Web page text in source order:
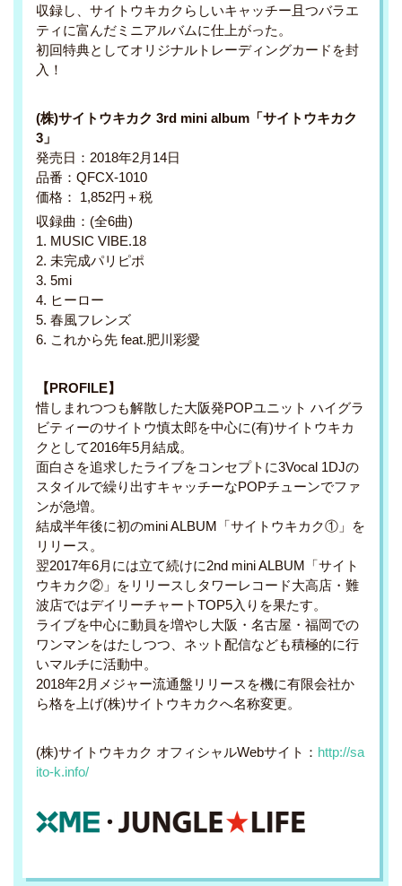
収録し、サイトウキカクらしいキャッチー且つバラエ
ティに富んだミニアルバムに仕上がった。
初回特典としてオリジナルトレーディングカードを封
入！
(株)サイトウキカク 3rd mini album「サイトウキカク
3」
発売日：2018年2月14日
品番：QFCX-1010
価格： 1,852円＋税
収録曲：(全6曲)
1. MUSIC VIBE.18
2. 未完成パリピポ
3. 5mi
4. ヒーロー
5. 春風フレンズ
6. これから先 feat.肥川彩愛
【PROFILE】
惜しまれつつも解散した大阪発POPユニット ハイグラ
ビティーのサイトウ慎太郎を中心に(有)サイトウキカ
クとして2016年5月結成。
面白さを追求したライブをコンセプトに3Vocal 1DJの
スタイルで繰り出すキャッチーなPOPチューンでファ
ンが急増。
結成半年後に初のmini ALBUM「サイトウキカク①」を
リリース。
翌2017年6月には立て続けに2nd mini ALBUM「サイト
ウキカク②」をリリースしタワーレコード大高店・難
波店ではデイリーチャートTOP5入りを果たす。
ライブを中心に動員を増やし大阪・名古屋・福岡での
ワンマンをはたしつつ、ネット配信なども積極的に行
いマルチに活動中。
2018年2月メジャー流通盤リリースを機に有限会社か
ら格を上げ(株)サイトウキカクへ名称変更。
(株)サイトウキカク オフィシャルWebサイト： http://sa
ito-k.info/